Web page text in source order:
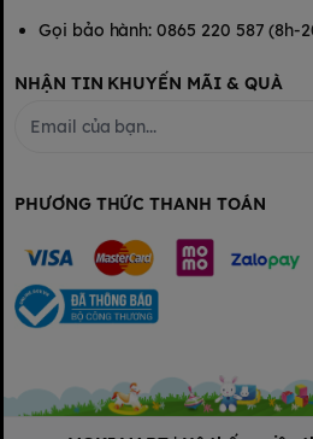
Gọi bảo hành: 0865 220 587 (8h-
NHẬN TIN KHUYẾN MÃI & QUÀ
PHƯƠNG THỨC THANH TOÁN